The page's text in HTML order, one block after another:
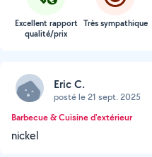
Excellent rapport
qualité/prix
Très sympathique
Eric C.
posté le 21 sept. 2025
Barbecue & Cuisine d'extérieur
nickel